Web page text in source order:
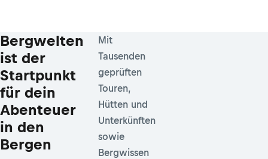
Bergwelten
ist der
Startpunkt
für dein
Abenteuer
in den
Bergen
Mit
Tausenden
geprüften
Touren,
Hütten und
Unterkünften
sowie
Bergwissen